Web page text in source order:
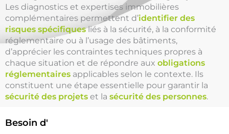
Les diagnostics et expertises immobilières
complémentaires permettent d’identifier des
risques spécifiquesliés à la sécurité, à la conformité
réglementaire ou à l’usage des bâtiments,
d’apprécier les contraintes techniques propres à
chaque situation et de répondre aux obligations
réglementaires applicables selon le contexte. Ils
constituent une étape essentielle pour garantir la
sécurité des projets et la sécurité des personnes.
Besoin d'